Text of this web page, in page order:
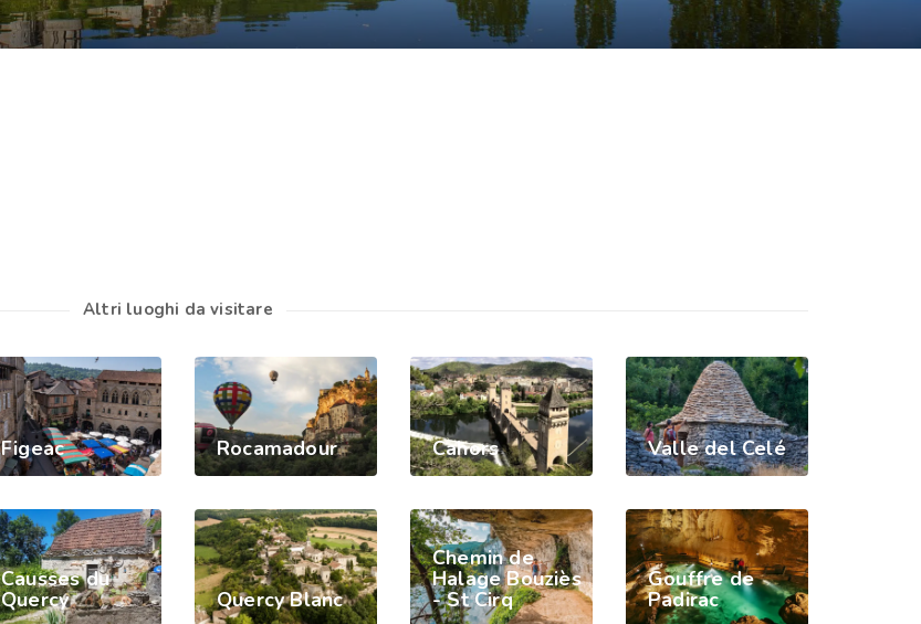
Altri luoghi da visitare
Figeac Rocamadour Cahors Valle del Celé
Causses du
Quercy Quercy Blanc
Chemin de
Halage Bouziès
- St Cirq
Gouffre de
Padirac